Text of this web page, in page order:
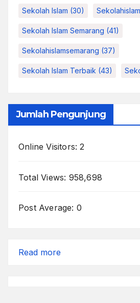
Sekolah Islam (30) Sekolahislam
Sekolah Islam Semarang (41)
Sekolahislamsemarang (37)
Sekolah Islam Terbaik (43)
Jumlah Pengunjung
Online Visitors:2
Total Views: 958,698
Post Average: 0
Read more